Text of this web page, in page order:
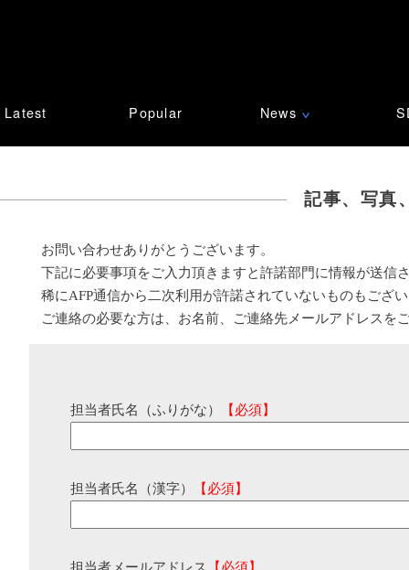
Latest Popular News ∨
記事、写真
お問い合わせありがとうございます。
下記に必要事項をご入力頂きますと許諾部門に情報が送信
稀にAFP通信から二次利用が許諾されていないものもござ
ご連絡の必要な方は、お名前、ご連絡先メールアドレスを
担当者氏名（ふりがな） 【必須】
担当者氏名（漢字） 【必須】